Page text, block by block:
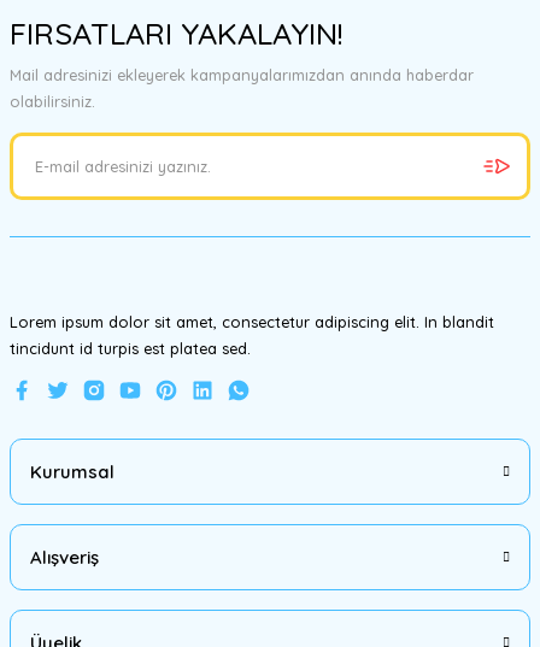
tarafımıza iletebilirsiniz.
Görüş ve önerileriniz için teşekkür ederiz.
Ürün resmi kalitesiz, bozuk veya görüntülenemiyor.
Ürün bilgilerinde hatalar bulunuyor.
FIRSATLARI YAKALAYIN!
Mail adresinizi ekleyerek kampanyalarımızdan anında haberdar
olabilirsiniz.
Lorem ipsum dolor sit amet, consectetur adipiscing elit. In blandit
tincidunt id turpis est platea sed.
Kurumsal
Alışveriş